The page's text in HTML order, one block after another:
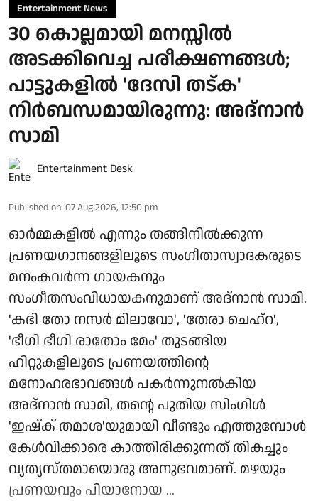
Entertainment News
30 കൊല്ലമായി മനസ്സിൽ
അടക്കിവെച്ച പരീക്ഷണങ്ങൾ;
പാട്ടുകളിൽ 'ദേസി തട്ക'
നിർബന്ധമായിരുന്നു: അദ്നാൻ
സാമി
Entertainment Desk
Published on: 07 Aug 2026, 12:50 pm
ഓർമ്മകളിൽ എന്നും തങ്ങിനിൽക്കുന്ന
പ്രണയഗാനങ്ങളിലൂടെ സംഗീതാസ്വാദകരുടെ
മനംകവർന്ന ഗായകനും
സംഗീതസംവിധായകനുമാണ് അദ്നാൻ സാമി.
'കഭി തോ നസർ മിലാവോ', 'തേരാ ചെഹ്റ',
'ഭീഗി ഭീഗി രാതോം മേം' തുടങ്ങിയ
ഹിറ്റുകളിലൂടെ പ്രണയത്തിന്റെ
മനോഹരഭാവങ്ങൾ പകർന്നുനൽകിയ
അദ്നാൻ സാമി, തന്റെ പുതിയ സിംഗിൾ
'ഇഷ്ക് തമാശ'യുമായി വീണ്ടും എത്തുമ്പോൾ
കേൾവിക്കാരെ കാത്തിരിക്കുന്നത് തികച്ചും
വ്യത്യസ്തമായൊരു അനുഭവമാണ്. മഴയും
പ്രണയവും പിയാനോയ ...